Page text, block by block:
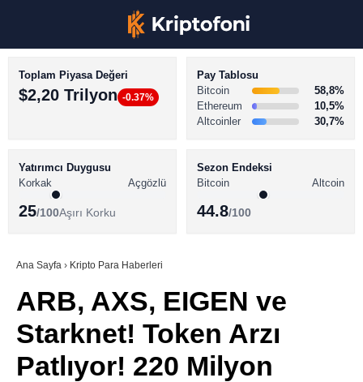
Youtube
TikTok
BİTCOİN HABERLERİ
ALTCOİN HABERLERİ
SÖZLÜK
Toplam Piyasa Değeri
$2,20 Trilyon -0.37%
Pay Tablosu
Bitcoin
58,8%
Ethereum
10,5%
Altcoinler
30,7%
Yatırımcı Duygusu
Korkak
Açgözlü
25/100Aşırı Korku
Sezon Endeksi
Bitcoin
Altcoin
44.8/100
Ana Sayfa › Kripto Para Haberleri
ARB, AXS, EIGEN ve
Starknet! Token Arzı
Patlıyor! 220 Milyon